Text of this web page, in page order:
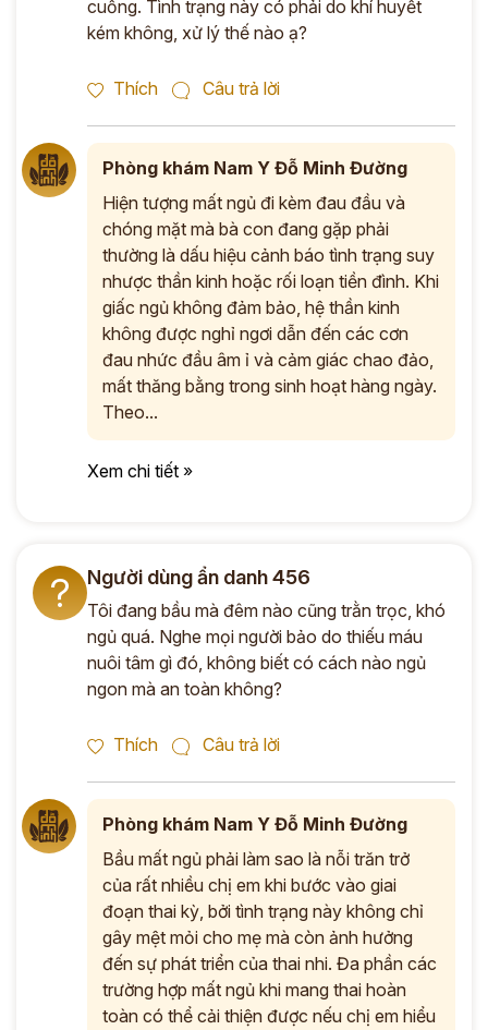
cuồng. Tình trạng này có phải do khí huyết
kém không, xử lý thế nào ạ?
Thích Câu trả lời
Phòng khám Nam Y Đỗ Minh Đường
Hiện tượng mất ngủ đi kèm đau đầu và
chóng mặt mà bà con đang gặp phải
thường là dấu hiệu cảnh báo tình trạng suy
nhược thần kinh hoặc rối loạn tiền đình. Khi
giấc ngủ không đảm bảo, hệ thần kinh
không được nghỉ ngơi dẫn đến các cơn
đau nhức đầu âm ỉ và cảm giác chao đảo,
mất thăng bằng trong sinh hoạt hàng ngày.
Theo...
Xem chi tiết »
? Người dùng ẩn danh 456
Tôi đang bầu mà đêm nào cũng trằn trọc, khó
ngủ quá. Nghe mọi người bảo do thiếu máu
nuôi tâm gì đó, không biết có cách nào ngủ
ngon mà an toàn không?
Thích Câu trả lời
Phòng khám Nam Y Đỗ Minh Đường
Bầu mất ngủ phải làm sao là nỗi trăn trở
của rất nhiều chị em khi bước vào giai
đoạn thai kỳ, bởi tình trạng này không chỉ
gây mệt mỏi cho mẹ mà còn ảnh hưởng
đến sự phát triển của thai nhi. Đa phần các
trường hợp mất ngủ khi mang thai hoàn
toàn có thể cải thiện được nếu chị em hiểu